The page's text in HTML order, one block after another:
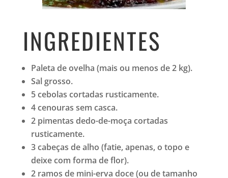
INGREDIENTES
Paleta de ovelha (mais ou menos de 2 kg).
Sal grosso.
5 cebolas cortadas rusticamente.
4 cenouras sem casca.
2 pimentas dedo-de-moça cortadas
rusticamente.
3 cabeças de alho (fatie, apenas, o topo e
deixe com forma de flor).
2 ramos de mini-erva doce (ou de tamanho